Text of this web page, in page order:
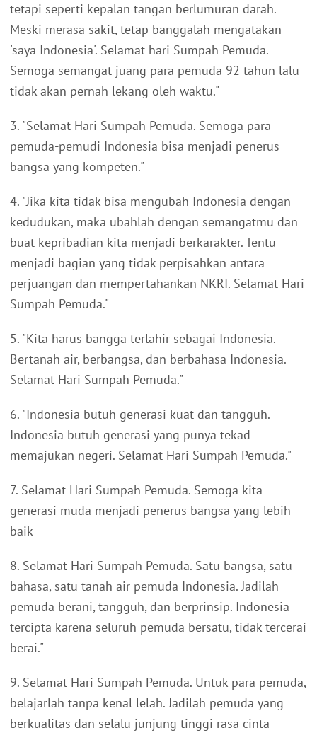
tetapi seperti kepalan tangan berlumuran darah.
Meski merasa sakit, tetap banggalah mengatakan
'saya Indonesia'. Selamat hari Sumpah Pemuda.
Semoga semangat juang para pemuda 92 tahun lalu
tidak akan pernah lekang oleh waktu."
3. "Selamat Hari Sumpah Pemuda. Semoga para
pemuda-pemudi Indonesia bisa menjadi penerus
bangsa yang kompeten."
4. "Jika kita tidak bisa mengubah Indonesia dengan
kedudukan, maka ubahlah dengan semangatmu dan
buat kepribadian kita menjadi berkarakter. Tentu
menjadi bagian yang tidak perpisahkan antara
perjuangan dan mempertahankan NKRI. Selamat Hari
Sumpah Pemuda."
5. "Kita harus bangga terlahir sebagai Indonesia.
Bertanah air, berbangsa, dan berbahasa Indonesia.
Selamat Hari Sumpah Pemuda."
6. "Indonesia butuh generasi kuat dan tangguh.
Indonesia butuh generasi yang punya tekad
memajukan negeri. Selamat Hari Sumpah Pemuda."
7. Selamat Hari Sumpah Pemuda. Semoga kita
generasi muda menjadi penerus bangsa yang lebih
baik
8. Selamat Hari Sumpah Pemuda. Satu bangsa, satu
bahasa, satu tanah air pemuda Indonesia. Jadilah
pemuda berani, tangguh, dan berprinsip. Indonesia
tercipta karena seluruh pemuda bersatu, tidak tercerai
berai."
9. Selamat Hari Sumpah Pemuda. Untuk para pemuda,
belajarlah tanpa kenal lelah. Jadilah pemuda yang
berkualitas dan selalu junjung tinggi rasa cinta